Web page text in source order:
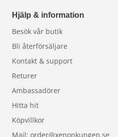
Hjälp & information
Besök vår butik
Bli återförsäljare
Kontakt & support
Returer
Ambassadörer
Hitta hit
Köpvillkor
Mail: order@xenonkungen.se